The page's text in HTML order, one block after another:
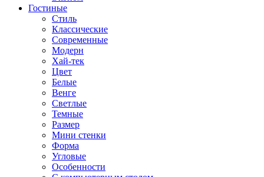
Гостиные
Стиль
Классические
Современные
Модерн
Хай-тек
Цвет
Белые
Венге
Светлые
Темные
Размер
Мини стенки
Форма
Угловые
Особенности